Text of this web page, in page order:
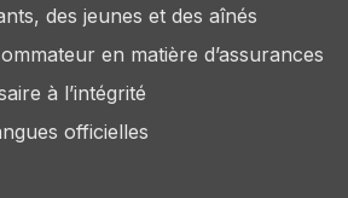
des jeunes et des aînés
en matière d’assurances
à l’intégrité
officielles